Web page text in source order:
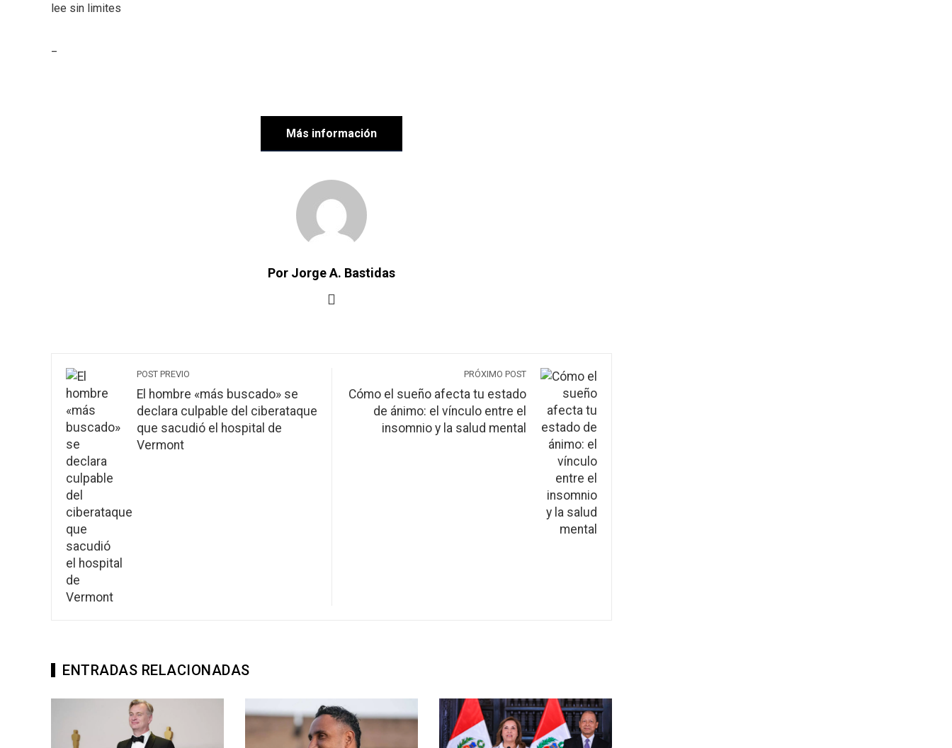
lee sin limites
Más información
Por Jorge A. Bastidas
POST PREVIO
El hombre «más buscado» se
declara culpable del ciberataque
que sacudió el hospital de
Vermont
PRÓXIMO POST
Cómo el sueño afecta tu estado
de ánimo: el vínculo entre el
insomnio y la salud mental
ENTRADAS RELACIONADAS